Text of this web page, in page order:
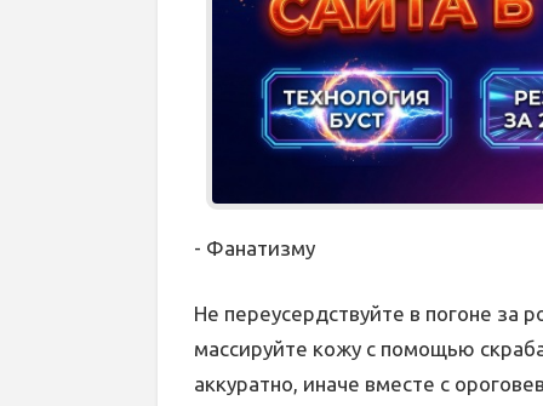
- Фанатизму
Не переусердствуйте в погоне за
массируйте кожу с помощью
аккуратно, иначе вместе с